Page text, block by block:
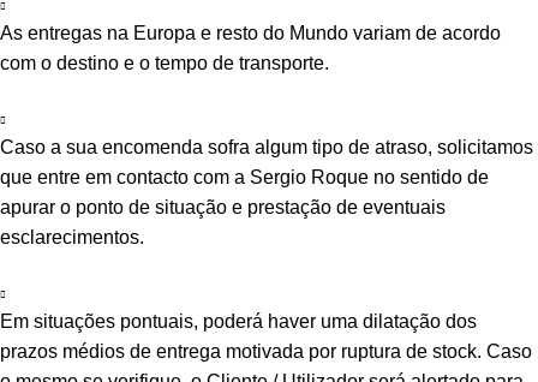
As entregas na Europa e resto do Mundo variam de acordo
com o destino e o tempo de transporte.
Caso a sua encomenda sofra algum tipo de atraso, solicitamos
que entre em contacto com a Sergio Roque no sentido de
apurar o ponto de situação e prestação de eventuais
esclarecimentos.
Em situações pontuais, poderá haver uma dilatação dos
prazos médios de entrega motivada por ruptura de stock. Caso